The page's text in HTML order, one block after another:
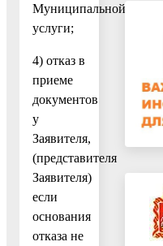
Муниципальной
услуги;
4) отказ в
приеме
документов
у
Заявителя,
(представителя
Заявителя)
если
основания
отказа не